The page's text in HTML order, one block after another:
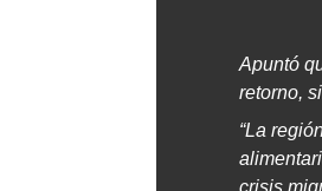
Apuntó
retorno,
“La